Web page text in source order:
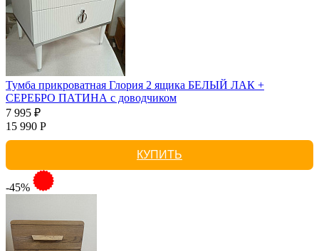
Тумба прикроватная Глория 2 ящика БЕЛЫЙ ЛАК +
СЕРЕБРО ПАТИНА с доводчиком
7 995 ₽
15 990 Р
КУПИТЬ
-45%